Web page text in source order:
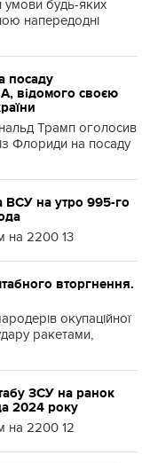
умови будь-яких
напередодні
посаду
відомого своєю
Трамп оголосив
Флориди на посаду
ВСУ на утро 995-го
на 2200 13
вторгнення.
окупаційної
ракетами,
ЗСУ на ранок
2024 року
на 2200 12